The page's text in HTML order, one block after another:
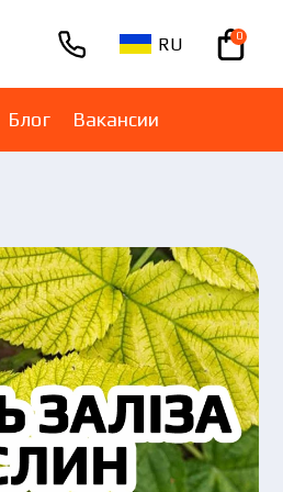
+380670001005
RU 0
Блог Вакансии